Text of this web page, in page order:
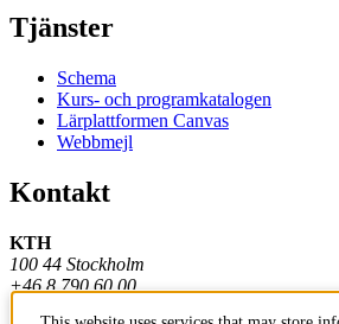
Tjänster
Schema
Kurs- och programkatalogen
Lärplattformen Canvas
Webbmejl
Kontakt
KTH
100 44 Stockholm
+46 8 790 60 00